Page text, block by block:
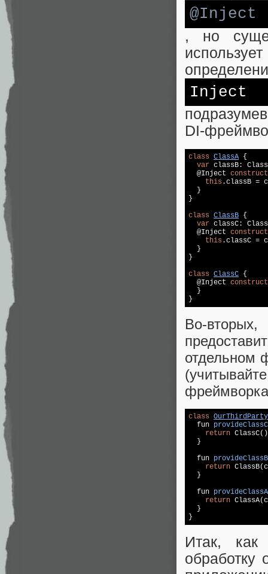
@Inject
, но
Inject
DI-
class ClassA {
var classB:
  @Inject
this .classB =
  }
}
class ClassB {
var classC:
  @Inject
this .classC =
  }
}
class ClassC {
  @Inject
  }
}
Во-вторых,
отдельном
class
fun provideClassC
return
  }
fun provideClassB
return
  }
fun provideClassA
return
  }
}
Итак,
обработку